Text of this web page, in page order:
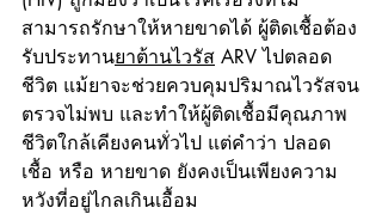
สามารถรักษาให้หายขาดได้ ผู้ติดเชื้อต้อง
รับประทานยาต้านไวรัส ARV ไปตลอด
ชีวิต แม้ยาจะช่วยควบคุมปริมาณไวรัสจน
ตรวจไม่พบ และทำให้ผู้ติดเชื้อมีคุณภาพ
ชีวิตใกล้เคียงคนทั่วไป แต่คำว่า ปลอด
เชื้อ หรือ หายขาด ยังคงเป็นเพียงความ
หวังที่อยู่ไกลเกินเอื้อม